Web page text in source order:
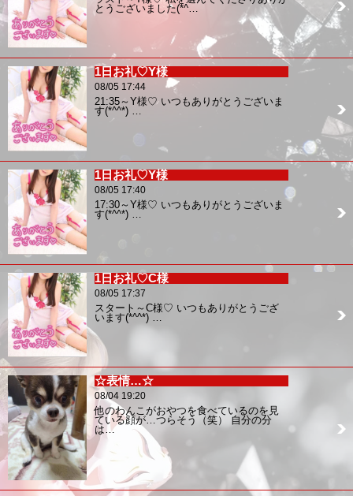
とうございました(*^…
1日お礼♡Y様
08/05 17:44
21:35～Y様♡ いつもありがとうございま
す(*^^*) …
1日お礼♡Y様
08/05 17:40
17:30～Y様♡ いつもありがとうございま
す(*^^*) …
1日お礼♡C様
08/05 17:37
スタート～C様♡ いつもありがとうござ
います(*^^*) …
☆表情…☆
08/04 19:20
他のわんこがおやつを食べているのを見
ている顔が…つらそう（笑） 自分の分
は…